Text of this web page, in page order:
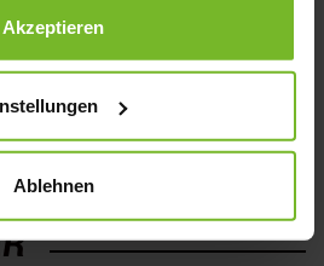
|Impressum
Akzeptieren
Ablehnen
da die Finanzhilfen
im Januar bei den